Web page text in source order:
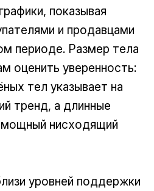
показывая
и продавцами
периоде. Размер тела
оценить уверенность:
тел указывает на
тренд, а длинные
нисходящий
уровней поддержки